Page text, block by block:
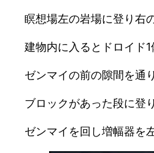
瞑想場左の岩場に登り右
建物内に入るとドロイド
ゼンマイの前の隙間を通
ブロックがあった段に登
ゼンマイを回し増幅器を